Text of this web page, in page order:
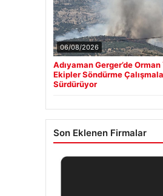
06/08/2026
Adıyaman Gerger’de Orman
Ekipler Söndürme
Sürdürüyor
Son Eklenen Firmalar